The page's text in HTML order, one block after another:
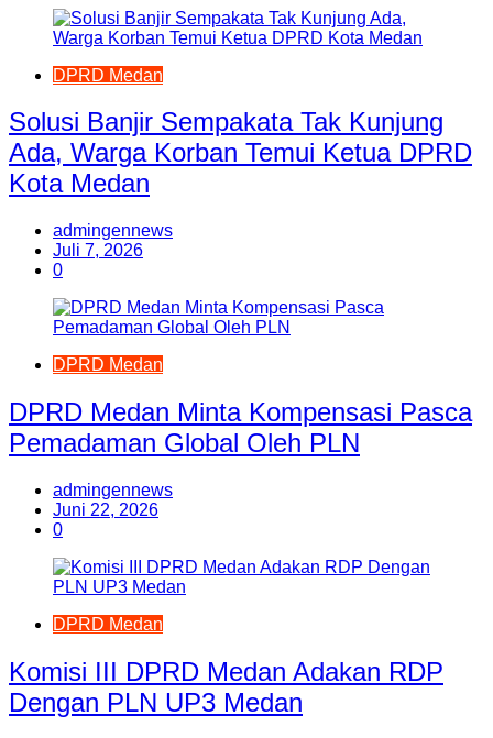
DPRD Medan
Solusi Banjir Sempakata Tak Kunjung
Ada, Warga Korban Temui Ketua DPRD
Kota Medan
admingennews
Juli 7, 2026
0
DPRD Medan
DPRD Medan Minta Kompensasi Pasca
Pemadaman Global Oleh PLN
admingennews
Juni 22, 2026
0
DPRD Medan
Komisi III DPRD Medan Adakan RDP
Dengan PLN UP3 Medan